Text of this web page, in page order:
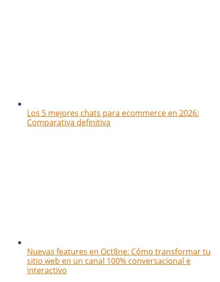
Los 5 mejores chats para ecommerce en 2026:
Comparativa definitiva
Nuevas features en Oct8ne: Cómo transformar tu
sitio web en un canal 100% conversacional e
interactivo